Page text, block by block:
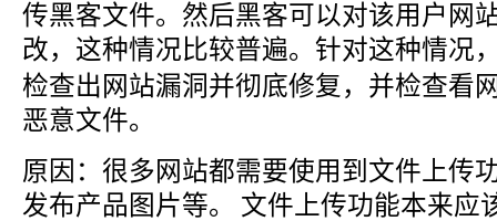
传黑客文件。然后黑客可以对该用户网
改，这种情况比较普遍。针对这种情况
检查出网站漏洞并彻底修复，并检查看
恶意文件。
原因：很多网站都需要使用到文件上传
发布产品图片等。
文件上传功能本来应